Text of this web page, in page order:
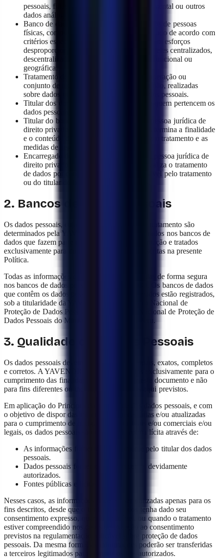
pessoais, filiação sindical, saúde física ou mental ou outros
dados análogos que afetem sua intimidade.
Banco de dados pessoais: conjunto de dados de pessoas
físicas, computadorizado ou não, e estruturado de acordo com
critérios específicos, que permite acessar sem esforços
desproporcionais os dados pessoais, sejam eles centralizados,
descentralizados ou distribuídos de forma funcional ou
geográfica.
Tratamento de dados pessoais: qualquer operação ou
conjunto de operações, automatizadas ou não, realizadas
sobre dados pessoais ou conjuntos de dados pessoais.
Titular dos dados pessoais: pessoa física a quem pertencem os
dados pessoais.
Titular do banco de dados: pessoa física, pessoa jurídica de
direito privado ou entidade pública que determina a finalidade
e o conteúdo do banco de dados pessoais, o tratamento e as
medidas de segurança.
Encarregado do tratamento: pessoa física, pessoa jurídica de
direito privado ou entidade pública que realiza o tratamento
de dados por conta ou ordem do responsável pelo tratamento
ou do titular do banco de dados pessoais.
2. Bancos de dados pessoais
Os dados pessoais, cuja finalidade, conteúdo e tratamento são
determinados pela YAVENDIO, serão incorporados nos bancos de
dados que fazem parte do seu sistema de informação e tratados
exclusivamente para cumprir as finalidades descritas na presente
Política.
Todas as informações coletadas são armazenadas de forma segura
nos bancos de dados pessoais da YAVENDIO. Os bancos de dados
que contêm os dados pessoais acima mencionados estão registrados,
sob a titularidade da YAVENDIO, no Registro Nacional de
Proteção de Dados Pessoais da Autoridade Nacional de Proteção de
Dados Pessoais do Ministério da Justiça do Peru.
3. Qualidade dos Dados Pessoais
Os dados pessoais devem ser verdadeiros, atuais, exatos, completos
e corretos. A YAVENDIO coleta esses dados exclusivamente para o
cumprimento das finalidades estabelecidas neste documento e não
para fins diferentes ou incompatíveis com os aqui previstos.
Em aplicação do Princípio da Qualidade dos dados pessoais, e com
o objetivo de dispor das informações necessárias e/ou atualizadas
para o cumprimento de obrigações contratuais e/ou comerciais e/ou
legais, os dados pessoais são obtidos de forma lícita através de:
As informações fornecidas diretamente pelo titular dos dados
pessoais.
Dados pessoais fornecidos por terceiros devidamente
autorizados.
Fontes públicas e lícitas.
Nesses casos, as informações poderão ser utilizadas apenas para os
fins descritos, desde que o titular dos dados tenha dado seu
consentimento expresso, quando aplicável, ou quando o tratamento
estiver compreendido nos casos de exceção ao consentimento
previstos na regulamentação aplicável sobre proteção de dados
pessoais. Da mesma forma, as informações poderão ser transferidas
a terceiros legitimados para cumprir os fins autorizados.